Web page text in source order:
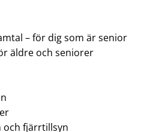
– för dig som är senior
äldre och seniorer
och fjärrtillsyn